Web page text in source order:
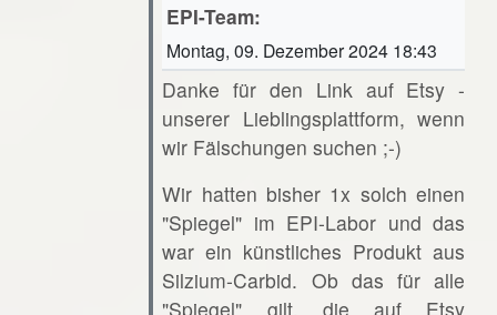
EPI-Team:
Montag, 09. Dezember 2024 18:43
Danke für den Link auf Etsy -
unserer Lieblingsplattform, wenn
wir Fälschungen suchen ;-)
Wir hatten bisher 1x solch einen
"Spiegel" im EPI-Labor und das
war ein künstliches Produkt aus
Silzium-Carbid. Ob das für alle
"Spiegel" gilt, die auf Etsy